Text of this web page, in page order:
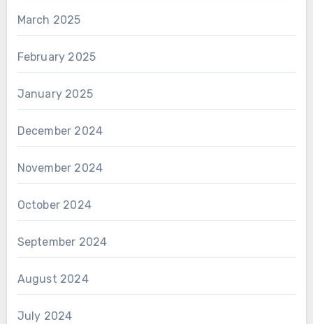
March 2025
February 2025
January 2025
December 2024
November 2024
October 2024
September 2024
August 2024
July 2024